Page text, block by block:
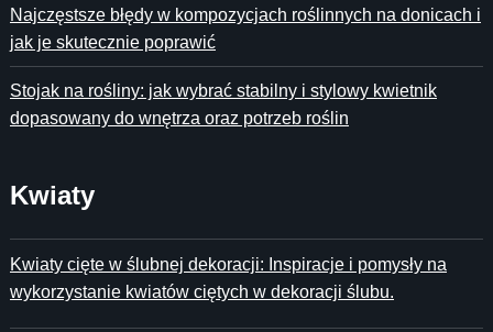
Najczęstsze błędy w kompozycjach roślinnych na donicach i
jak je skutecznie poprawić
Stojak na rośliny: jak wybrać stabilny i stylowy kwietnik
dopasowany do wnętrza oraz potrzeb roślin
Kwiaty
Kwiaty cięte w ślubnej dekoracji: Inspiracje i pomysły na
wykorzystanie kwiatów ciętych w dekoracji ślubu.